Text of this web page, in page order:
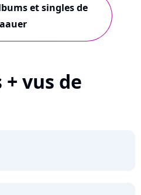
et singles de
vus de